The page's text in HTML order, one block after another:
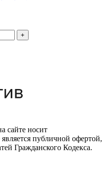
+
сайте носит
публичной офертой,
Гражданского Кодекса.